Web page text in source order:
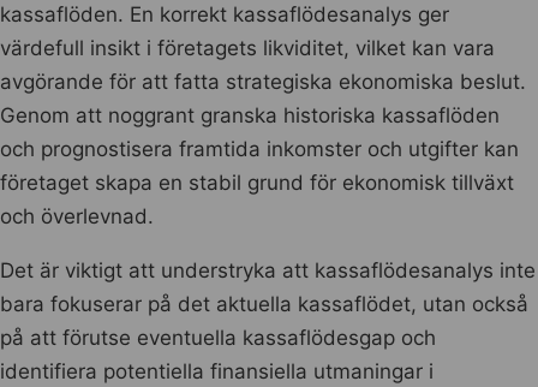
kassaflöden. En korrekt kassaflödesanalys ger
värdefull insikt i företagets likviditet, vilket kan vara
avgörande för att fatta strategiska ekonomiska beslut.
Genom att noggrant granska historiska kassaflöden
och prognostisera framtida inkomster och utgifter kan
företaget skapa en stabil grund för ekonomisk tillväxt
och överlevnad.
Det är viktigt att understryka att kassaflödesanalys inte
bara fokuserar på det aktuella kassaflödet, utan också
på att förutse eventuella kassaflödesgap och
identifiera potentiella finansiella utmaningar i